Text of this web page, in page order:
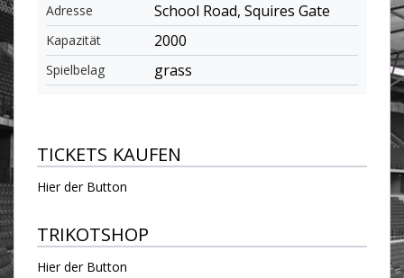
Adresse School Road, Squires Gate
Kapazität 2000
Spielbelag grass
TICKETS KAUFEN
Hier der Button
TRIKOTSHOP
Hier der Button